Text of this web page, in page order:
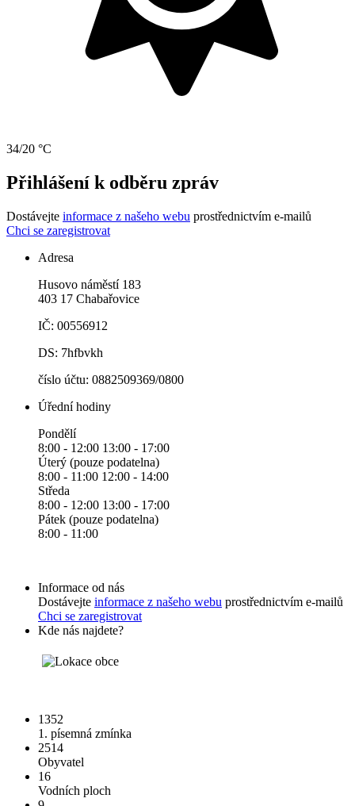
34/20 °C
Přihlášení k odběru zpráv
Dostávejte informace z našeho webu prostřednictvím e-mailů
Chci se zaregistrovat
Adresa
Husovo náměstí 183
403 17 Chabařovice
IČ: 00556912
DS: 7hfbvkh
číslo účtu: 0882509369/0800
Úřední hodiny
Pondělí
8:00 - 12:00 13:00 - 17:00
Úterý (pouze podatelna)
8:00 - 11:00 12:00 - 14:00
Středa
8:00 - 12:00 13:00 - 17:00
Pátek (pouze podatelna)
8:00 - 11:00
Informace od nás
Dostávejte informace z našeho webu prostřednictvím e-mailů
Chci se zaregistrovat
Kde nás najdete?
1352
1. písemná zmínka
2514
Obyvatel
16
Vodních ploch